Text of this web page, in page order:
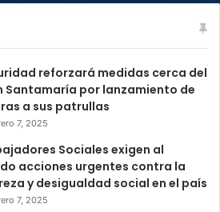
reforzará medidas cerca del
Santamaría por lanzamiento de
a sus patrullas
7, 2025
Sociales exigen al
acciones urgentes contra la
y desigualdad social en el país
7, 2025